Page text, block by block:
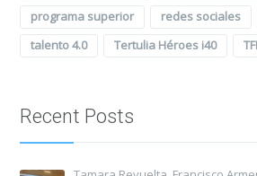
programa superior
redes sociales
talento 4.0
Tertulia Héroes i40
Recent Posts